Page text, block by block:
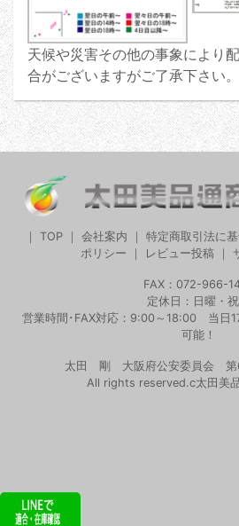
天候や災害その他の事象により
合がございますがご了承下さい。
TOP 会社案内 特定商取引法に
ポリシー
レビュー投稿｜
FAX：072-966-
定休日：日曜・祝
営業時間･FAX対応：9:00～18:00 当日
可能！
太田 剛 大阪府公安委員会 第
All rights reserved.c太田美